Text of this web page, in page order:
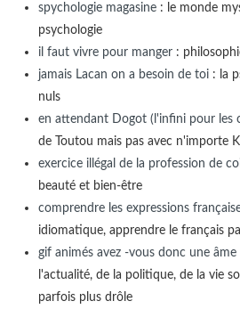
spychologie magasine: le monde
psychologie
il faut vivre pour manger:
jamais Lacan on a besoin de toi: la
nuls
en attendant Dogot (l'infini pour les
de Toutou mais pas avec n'importe
exercice illégal de la profession de
beauté et bien-être
comprendre les expressions
idiomatique, apprendre le français
gif animés avez -vous donc une âme
l'actualité, de la politique, de la vie
parfois plus drôle